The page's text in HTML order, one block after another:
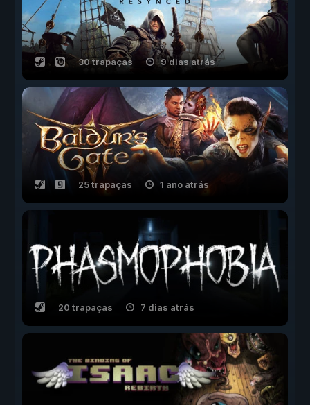
30 trapaças 9 dias atrás
25 trapaças 1 ano atrás
20 trapaças 7 dias atrás